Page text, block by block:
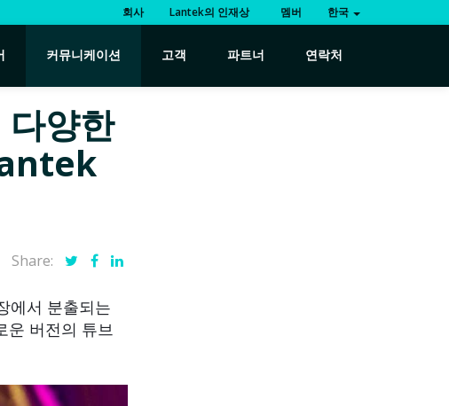
회사 Lantek의 인재상 멤버 한국
커뮤니케이션 고객 파트너 연락처
다양한
Share:
에서 분출되는
운 버전의 튜브